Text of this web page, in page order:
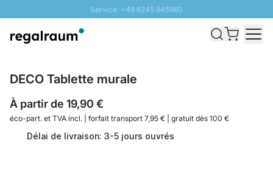
Service: +49 6245 945960
Livraison rapide - Livraison gratuite dès 100€
DECO Tablette murale
À partir de 19,90 €
éco-part. et TVA incl. | forfait transport 7,95 € | gratuit dès 100 €
Délai de livraison: 3-5 jours ouvrés